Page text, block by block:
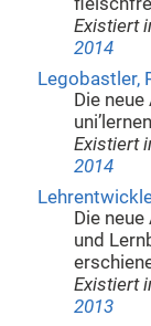
Existiert
2014
Legobastler,
Die
Existiert
2014
Die
und
Existiert
2013